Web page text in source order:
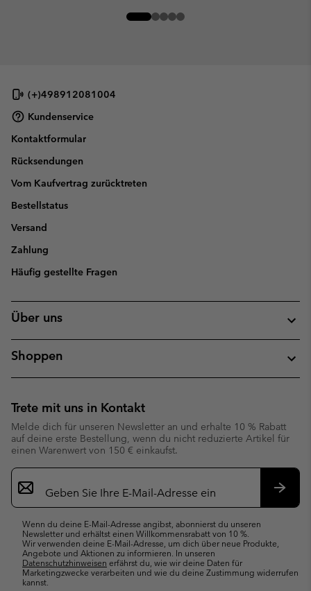
(+)498912081004
Kundenservice
Kontaktformular
Rücksendungen
Vom Kaufvertrag zurücktreten
Bestellstatus
Versand
Zahlung
Häufig gestellte Fragen
Über uns
Shoppen
Trete mit uns in Kontakt
Melde dich für unseren Newsletter an und erhalte 10 % Rabatt
auf deine erste Bestellung, wenn du nicht reduzierte Artikel für
einen Warenwert von 150 € einkaufst.
Newsletter-
Anmeldung
Wenn du deine E-Mail-Adresse angibst, abonnierst du unseren
Newsletter und erhältst einen Willkommensrabatt von 10 %.
Wir verwenden deine E-Mail-Adresse, um dich über neue Produkte,
Angebote und Aktionen zu informieren. In unseren
Datenschutzhinweisen erfährst du, wie wir deine Daten für
Marketingzwecke verarbeiten und wie du deine Zustimmung widerrufen
kannst.